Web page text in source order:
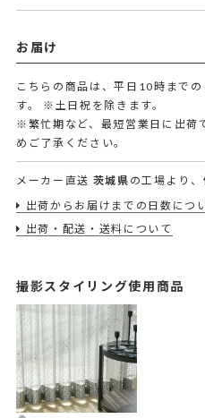
お届け
こちらの商品は、平日10時まで
す。
※土日祝を除きます。
※繁忙期など、最短営業日に出荷
めご了承ください。
メーカー直送 茨城県 の工場より、
出荷からお届けまでの日数につ
出荷・配送・送料について
撮影スタイリング使用商品